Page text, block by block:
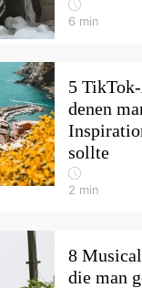
6 min
5
denen
sollte
2 min
8
die man